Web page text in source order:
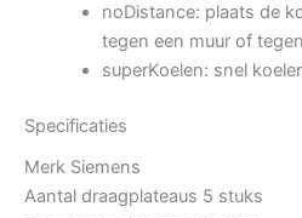
noDistance: plaats de
tegen een muur of
superKoelen: snel
Specificaties
Merk Siemens
Aantal draagplateaus 5 stuks